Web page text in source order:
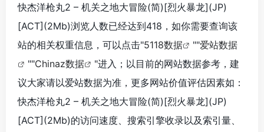
快杰洋枪丸2 – 机关之地大冒险(简)[烈火暴龙](JP)
[ACT](2Mb)浏览人数已经达到418，如你需要查询该
站的相关权重信息，可以点击"5118数据 ""爱站数据
""Chinaz数据
"进入；以目前的网站数据参考，建
议大家请以爱站数据为准，更多网站价值评估因素如：
快杰洋枪丸2 – 机关之地大冒险(简)[烈火暴龙](JP)
[ACT](2Mb)的访问速度、搜索引擎收录以及索引量、